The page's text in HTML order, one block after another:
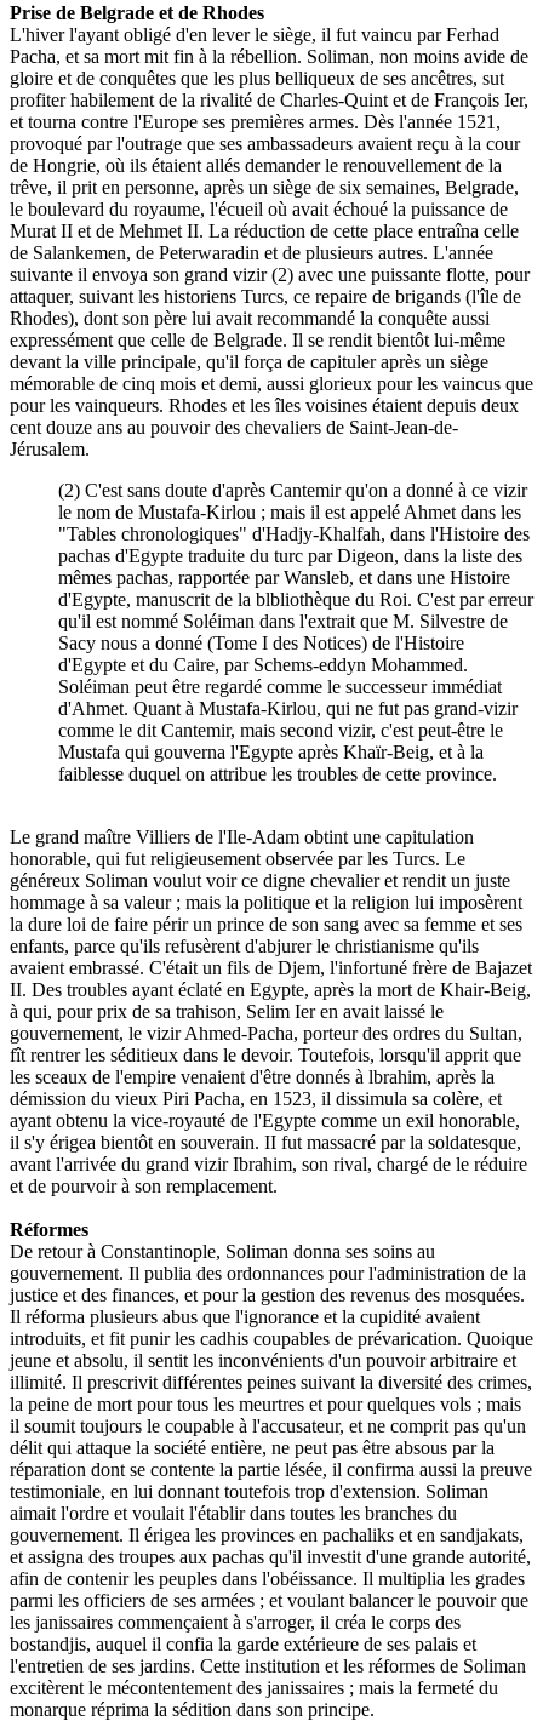
Prise de Belgrade et de Rhodes
L'hiver l'ayant obligé d'en lever le siège, il fut vaincu par Ferhad
Pacha, et sa mort mit fin à la rébellion. Soliman, non moins avide de
gloire et de conquêtes que les plus belliqueux de ses ancêtres, sut
profiter habilement de la rivalité de Charles-Quint et de François Ier,
et tourna contre l'Europe ses premières armes. Dès l'année 1521,
provoqué par l'outrage que ses ambassadeurs avaient reçu à la cour
de Hongrie, où ils étaient allés demander le renouvellement de la
trêve, il prit en personne, après un siège de six semaines, Belgrade,
le boulevard du royaume, l'écueil où avait échoué la puissance de
Murat II et de Mehmet II. La réduction de cette place entraîna celle
de Salankemen, de Peterwaradin et de plusieurs autres. L'année
suivante il envoya son grand vizir (2) avec une puissante flotte, pour
attaquer, suivant les historiens Turcs, ce repaire de brigands (l'île de
Rhodes), dont son père lui avait recommandé la conquête aussi
expressément que celle de Belgrade. Il se rendit bientôt lui-même
devant la ville principale, qu'il força de capituler après un siège
mémorable de cinq mois et demi, aussi glorieux pour les vaincus que
pour les vainqueurs. Rhodes et les îles voisines étaient depuis deux
cent douze ans au pouvoir des chevaliers de Saint-Jean-de-
Jérusalem.
(2) C'est sans doute d'après Cantemir qu'on a donné à ce vizir
le nom de Mustafa-Kirlou ; mais il est appelé Ahmet dans les
"Tables chronologiques" d'Hadjy-Khalfah, dans l'Histoire des
pachas d'Egypte traduite du turc par Digeon, dans la liste des
mêmes pachas, rapportée par Wansleb, et dans une Histoire
d'Egypte, manuscrit de la blbliothèque du Roi. C'est par erreur
qu'il est nommé Soléiman dans l'extrait que M. Silvestre de
Sacy nous a donné (Tome I des Notices) de l'Histoire
d'Egypte et du Caire, par Schems-eddyn Mohammed.
Soléiman peut être regardé comme le successeur immédiat
d'Ahmet. Quant à Mustafa-Kirlou, qui ne fut pas grand-vizir
comme le dit Cantemir, mais second vizir, c'est peut-être le
Mustafa qui gouverna l'Egypte après Khaïr-Beig, et à la
faiblesse duquel on attribue les troubles de cette province.
Le grand maître Villiers de l'Ile-Adam obtint une capitulation
honorable, qui fut religieusement observée par les Turcs. Le
généreux Soliman voulut voir ce digne chevalier et rendit un juste
hommage à sa valeur ; mais la politique et la religion lui imposèrent
la dure loi de faire périr un prince de son sang avec sa femme et ses
enfants, parce qu'ils refusèrent d'abjurer le christianisme qu'ils
avaient embrassé. C'était un fils de Djem, l'infortuné frère de Bajazet
II. Des troubles ayant éclaté en Egypte, après la mort de Khair-Beig,
à qui, pour prix de sa trahison, Selim Ier en avait laissé le
gouvernement, le vizir Ahmed-Pacha, porteur des ordres du Sultan,
fît rentrer les séditieux dans le devoir. Toutefois, lorsqu'il apprit que
les sceaux de l'empire venaient d'être donnés à lbrahim, après la
démission du vieux Piri Pacha, en 1523, il dissimula sa colère, et
ayant obtenu la vice-royauté de l'Egypte comme un exil honorable,
il s'y érigea bientôt en souverain. II fut massacré par la soldatesque,
avant l'arrivée du grand vizir Ibrahim, son rival, chargé de le réduire
et de pourvoir à son remplacement.
Réformes
De retour à Constantinople, Soliman donna ses soins au
gouvernement. Il publia des ordonnances pour l'administration de la
justice et des finances, et pour la gestion des revenus des mosquées.
Il réforma plusieurs abus que l'ignorance et la cupidité avaient
introduits, et fit punir les cadhis coupables de prévarication. Quoique
jeune et absolu, il sentit les inconvénients d'un pouvoir arbitraire et
illimité. Il prescrivit différentes peines suivant la diversité des crimes,
la peine de mort pour tous les meurtres et pour quelques vols ; mais
il soumit toujours le coupable à l'accusateur, et ne comprit pas qu'un
délit qui attaque la société entière, ne peut pas être absous par la
réparation dont se contente la partie lésée, il confirma aussi la preuve
testimoniale, en lui donnant toutefois trop d'extension. Soliman
aimait l'ordre et voulait l'établir dans toutes les branches du
gouvernement. Il érigea les provinces en pachaliks et en sandjakats,
et assigna des troupes aux pachas qu'il investit d'une grande autorité,
afin de contenir les peuples dans l'obéissance. Il multiplia les grades
parmi les officiers de ses armées ; et voulant balancer le pouvoir que
les janissaires commençaient à s'arroger, il créa le corps des
bostandjis, auquel il confia la garde extérieure de ses palais et
l'entretien de ses jardins. Cette institution et les réformes de Soliman
excitèrent le mécontentement des janissaires ; mais la fermeté du
monarque réprima la sédition dans son principe.